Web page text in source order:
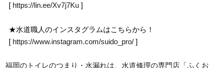
[ https://lin.ee/Xv7j7Ku ]
★水道職人のインスタグラムはこちらから！
[ https://www.instagram.com/suido_pro/ ]
福岡のトイレのつまり・水漏れは、水道修理の専門店「ふくお